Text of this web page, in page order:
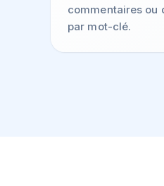
commentaires ou
par mot-clé.